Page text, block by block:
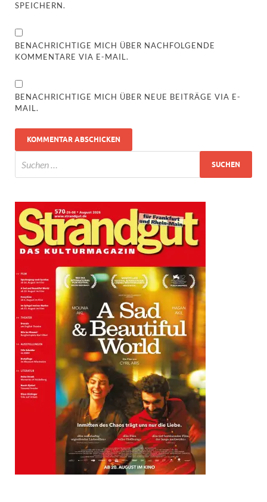
SPEICHERN.
BENACHRICHTIGE MICH ÜBER NACHFOLGENDE
KOMMENTARE VIA E-MAIL.
BENACHRICHTIGE MICH ÜBER NEUE BEITRÄGE VIA E-
MAIL.